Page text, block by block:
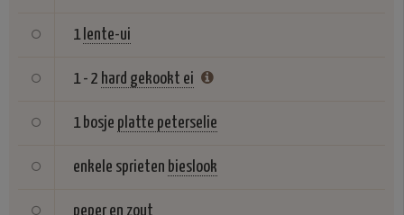
1 lente-ui
1 - 2 hard gekookt ei
1 bosje platte peterselie
enkele sprieten bieslook
peper en zout